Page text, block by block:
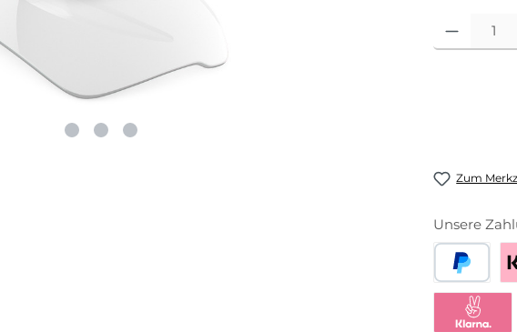
Produkt
Zum
Unsere
PayPal